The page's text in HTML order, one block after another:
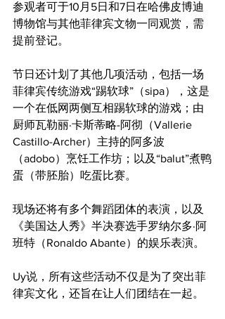
参观者可于10月5日和7日在哈佛皮博迪
博物馆与其他菲律宾文物一同观赏，需
提前登记。
节日还计划了其他几项活动，包括一场
菲律宾传统游戏“踢软球”（sipa），这是
一个在低网两侧互相踢软球的游戏；由
厨师瓦勒丽·卡斯蒂略-阿彻（Vallerie
Castillo-Archer）主持的阿多波
（adobo）烹饪工作坊；以及“balut”煮鸭
蛋（带胚胎）吃蛋比赛。
现场还将有多个舞蹈团体的表演，以及
《美国达人秀》半决赛选手罗纳尔多·阿
班特（Ronaldo Abante）的娱乐表演。
Uy说，所有这些活动不仅是为了突出菲
律宾文化，还旨在让人们团结在一起。